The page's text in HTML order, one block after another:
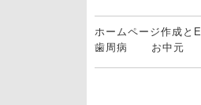
ホームページ作成と
歯周病
お中元